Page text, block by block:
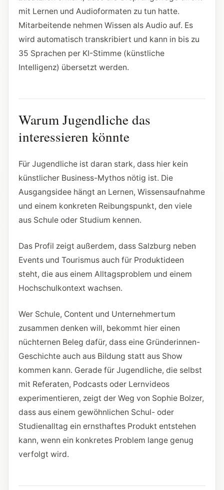
mit Lernen und Audioformaten zu tun hatte.
Mitarbeitende nehmen Wissen als Audio auf. Es
wird automatisch transkribiert und kann in bis zu
35 Sprachen per KI-Stimme (künstliche
Intelligenz) übersetzt werden.
Warum Jugendliche das
interessieren könnte
Für Jugendliche ist daran stark, dass hier kein
künstlicher Business-Mythos nötig ist. Die
Ausgangsidee hängt an Lernen, Wissensaufnahme
und einem konkreten Reibungspunkt, den viele
aus Schule oder Studium kennen.
Das Profil zeigt außerdem, dass Salzburg neben
Events und Tourismus auch für Produktideen
steht, die aus einem Alltagsproblem und einem
Hochschulkontext wachsen.
Wer Schule, Content und Unternehmertum
zusammen denken will, bekommt hier einen
nüchternen Beleg dafür, dass eine Gründerinnen-
Geschichte auch aus Bildung statt aus Show
kommen kann. Gerade für Jugendliche, die selbst
mit Referaten, Podcasts oder Lernvideos
experimentieren, zeigt der Weg von Sophie Bolzer,
dass aus einem gewöhnlichen Schul- oder
Studienalltag ein ernsthaftes Produkt entstehen
kann, wenn ein konkretes Problem lange genug
verfolgt wird.